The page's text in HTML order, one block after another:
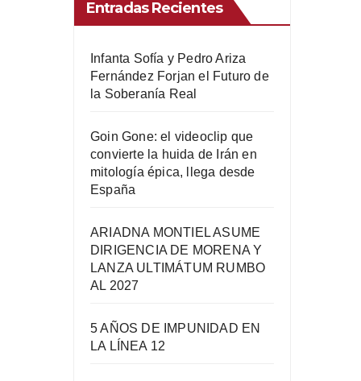
Entradas Recientes
Infanta Sofía y Pedro Ariza
Fernández Forjan el Futuro de
la Soberanía Real
Goin Gone: el videoclip que
convierte la huida de Irán en
mitología épica, llega desde
España
ARIADNA MONTIEL ASUME
DIRIGENCIA DE MORENA Y
LANZA ULTIMÁTUM RUMBO
AL 2027
5 AÑOS DE IMPUNIDAD EN
LA LÍNEA 12